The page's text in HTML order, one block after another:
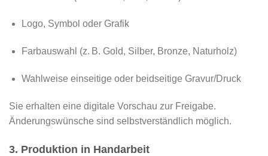
Logo, Symbol oder Grafik
Farbauswahl (z. B. Gold, Silber, Bronze, Naturholz)
Wahlweise einseitige oder beidseitige Gravur/Druck
Sie erhalten eine digitale Vorschau zur Freigabe.
Änderungswünsche sind selbstverständlich möglich.
3. Produktion in Handarbeit